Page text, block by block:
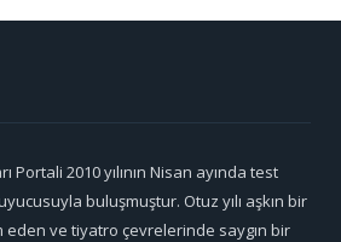
Portali 2010 yılının Nisan ayında test
buluşmuştur. Otuz yılı aşkın bir
eden ve tiyatro çevrelerinde saygın bir